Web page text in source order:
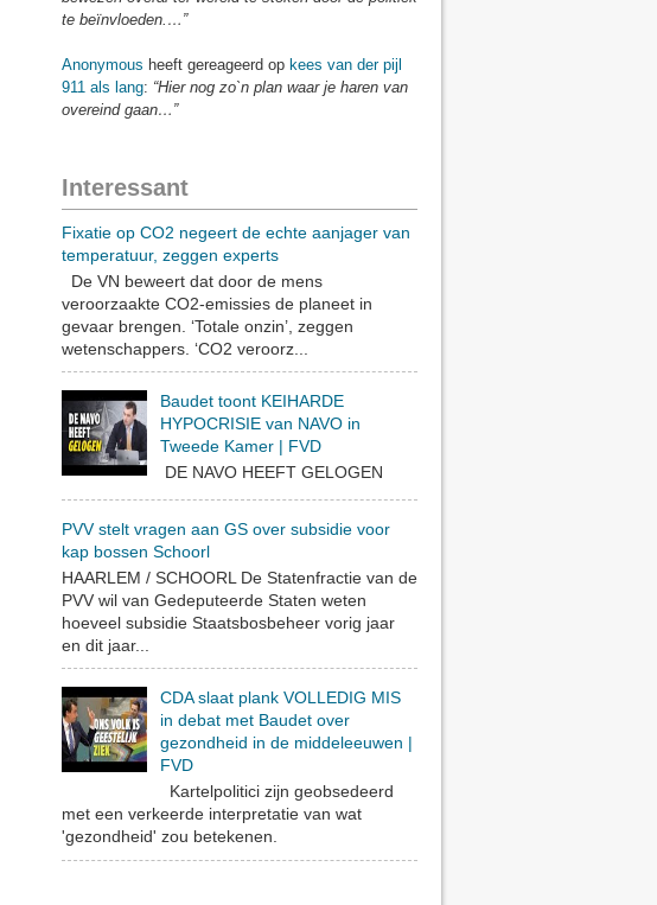
te beïnvloeden.…”
Anonymous heeft gereageerd op kees van der pijl
911 als lang: “Hier nog zo`n plan waar je haren van
overeind gaan…”
Interessant
Fixatie op CO2 negeert de echte aanjager van
temperatuur, zeggen experts
De VN beweert dat door de mens
veroorzaakte CO2-emissies de planeet in
gevaar brengen. ‘Totale onzin’, zeggen
wetenschappers. ‘CO2 veroorz...
Baudet toont KEIHARDE
HYPOCRISIE van NAVO in
Tweede Kamer | FVD
DE NAVO HEEFT GELOGEN
PVV stelt vragen aan GS over subsidie voor
kap bossen Schoorl
HAARLEM / SCHOORL De Statenfractie van de
PVV wil van Gedeputeerde Staten weten
hoeveel subsidie Staatsbosbeheer vorig jaar
en dit jaar...
CDA slaat plank VOLLEDIG MIS
in debat met Baudet over
gezondheid in de middeleeuwen |
FVD
Kartelpolitici zijn geobsedeerd
met een verkeerde interpretatie van wat
'gezondheid' zou betekenen.